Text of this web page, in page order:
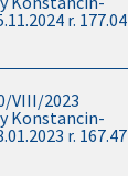
r. 177.04
VIII/2023
Konstancin-
r. 167.47